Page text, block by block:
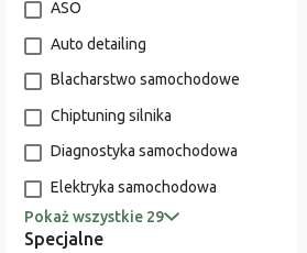
ASO
Auto detailing
Blacharstwo samochodowe
Chiptuning silnika
Diagnostyka samochodowa
Elektryka samochodowa
Pokaż wszystkie 29
Specjalne